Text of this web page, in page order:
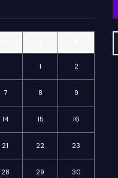
1 2
7 8 9
14 15 16
21 22 23
28 29 30